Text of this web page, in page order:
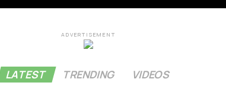
ADVERTISEMENT
LATEST TRENDING VIDEOS